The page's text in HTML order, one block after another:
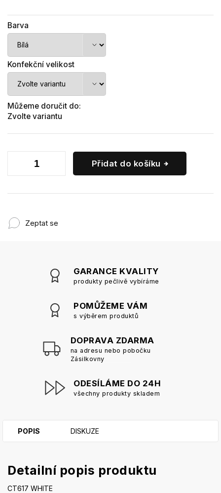
Barva
Konfekční velikost
Můžeme doručit do:
Zvolte variantu
Přidat do košíku
Zeptat se
GARANCE KVALITY
produkty pečlivě vybíráme
POMŮŽEME VÁM
s výběrem produktů
DOPRAVA ZDARMA
na adresu nebo pobočku
Zásilkovny
ODESÍLÁME DO 24H
všechny produkty skladem
POPIS DISKUZE
Detailní popis produktu
CT617 WHITE